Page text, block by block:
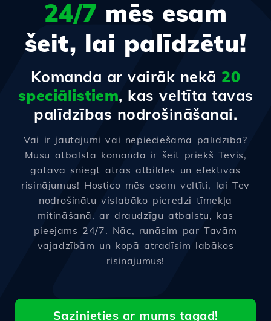
24/7 mēs esam
šeit, lai palīdzētu!
Komanda ar vairāk nekā 20
speciālistiem, kas veltīta tavas
palīdzības nodrošināšanai.
Vai ir jautājumi vai nepieciešama palīdzība?
Mūsu atbalsta komanda ir šeit priekš Tevis,
gatava sniegt ātras atbildes un efektīvas
risinājumus! Hostico mēs esam veltīti, lai Tev
nodrošinātu vislabāko pieredzi tīmekļa
mitināšanā, ar draudzīgu atbalstu, kas
pieejams 24/7. Nāc, runāsim par Tavām
vajadzībām un kopā atradīsim labākos
risinājumus!
Sazinieties ar mums tagad!